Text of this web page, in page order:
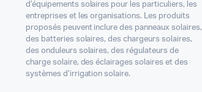
d’équipements solaires pour les particuliers, les
entreprises et les organisations. Les produits
proposés peuvent inclure des panneaux solaires,
des batteries solaires, des chargeurs solaires,
des onduleurs solaires, des régulateurs de
charge solaire, des éclairages solaires et des
systèmes d’irrigation solaire.